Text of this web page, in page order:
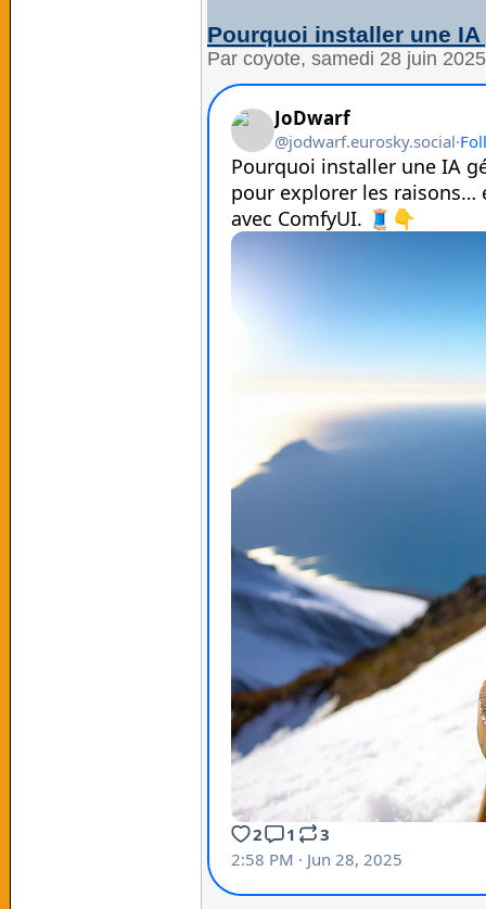
Pourquoi installer une
Par coyote, samedi 28 juin